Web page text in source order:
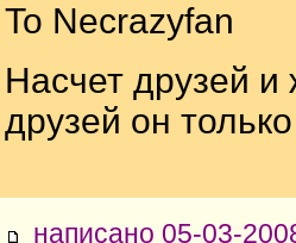
To Necrazyfan
Насчет друзей
друзей он
написано 05-03-